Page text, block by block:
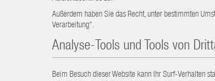
Außerdem haben Sie das Recht, unter bestimmten
Verarbeitung“.
Analyse-Tools und Tools von
Beim Besuch dieser Website kann Ihr Surf-Verhalten